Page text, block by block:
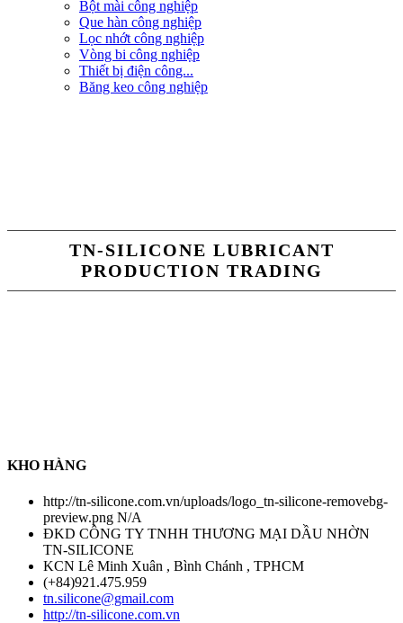
Bột mài công nghiệp
Que hàn công nghiệp
Lọc nhớt công nghiệp
Vòng bi công nghiệp
Thiết bị điện công...
Băng keo công nghiệp
TN-SILICONE LUBRICANT
PRODUCTION TRADING
KHO HÀNG
http://tn-silicone.com.vn/uploads/logo_tn-silicone-removebg-
preview.png N/A
ĐKD CÔNG TY TNHH THƯƠNG MẠI DẦU NHỜN
TN-SILICONE
KCN Lê Minh Xuân , Bình Chánh , TPHCM
(+84)921.475.959
tn.silicone@gmail.com
http://tn-silicone.com.vn